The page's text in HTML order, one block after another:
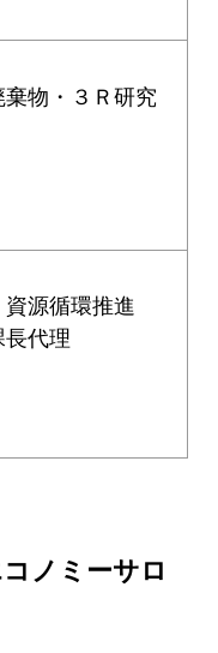
物・３Ｒ研究
源循環推進
代理
ノミーサロ